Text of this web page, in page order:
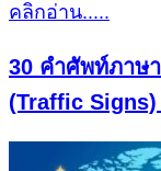
คลิกอ่าน.....
30 คำศัพท์ภาษ
(Traffic